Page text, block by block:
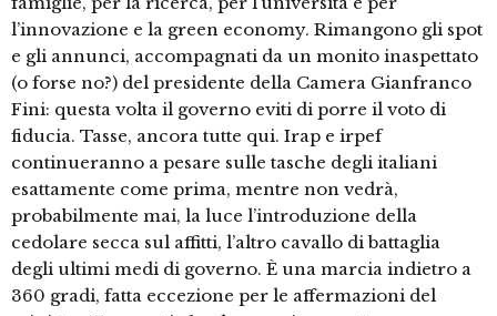
l’innovazione e la green economy. Rimangono gli spot
e gli annunci, accompagnati da un monito inaspettato
(o forse no?) del presidente della Camera Gianfranco
Fini: questa volta il governo eviti di porre il voto di
fiducia. Tasse, ancora tutte qui. Irap e irpef
continueranno a pesare sulle tasche degli italiani
esattamente come prima, mentre non vedrà,
probabilmente mai, la luce l’introduzione della
cedolare secca sul affitti, l’altro cavallo di battaglia
degli ultimi medi di governo. È una marcia indietro a
360 gradi, fatta eccezione per le affermazioni del